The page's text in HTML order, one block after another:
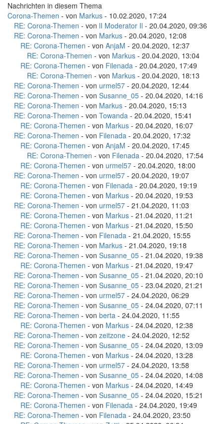
Nachrichten in diesem Thema
Corona-Themen - von Markus - 10.02.2020, 17:24
RE: Corona-Themen - von lI Moderator Il - 20.04.2020, 09:36
RE: Corona-Themen - von Markus - 20.04.2020, 12:08
RE: Corona-Themen - von AnjaM - 20.04.2020, 12:37
RE: Corona-Themen - von Markus - 20.04.2020, 13:04
RE: Corona-Themen - von Filenada - 20.04.2020, 17:49
RE: Corona-Themen - von Markus - 20.04.2020, 18:13
RE: Corona-Themen - von urmel57 - 20.04.2020, 12:44
RE: Corona-Themen - von Susanne_05 - 20.04.2020, 14:16
RE: Corona-Themen - von Markus - 20.04.2020, 15:13
RE: Corona-Themen - von Towanda - 20.04.2020, 15:41
RE: Corona-Themen - von Markus - 20.04.2020, 16:07
RE: Corona-Themen - von Filenada - 20.04.2020, 17:32
RE: Corona-Themen - von AnjaM - 20.04.2020, 17:45
RE: Corona-Themen - von Filenada - 20.04.2020, 17:54
RE: Corona-Themen - von urmel57 - 20.04.2020, 18:00
RE: Corona-Themen - von urmel57 - 20.04.2020, 19:07
RE: Corona-Themen - von Filenada - 20.04.2020, 19:19
RE: Corona-Themen - von Markus - 20.04.2020, 19:53
RE: Corona-Themen - von urmel57 - 21.04.2020, 11:03
RE: Corona-Themen - von Markus - 21.04.2020, 11:21
RE: Corona-Themen - von Markus - 21.04.2020, 15:50
RE: Corona-Themen - von Filenada - 21.04.2020, 15:55
RE: Corona-Themen - von Markus - 21.04.2020, 19:18
RE: Corona-Themen - von Susanne_05 - 21.04.2020, 19:38
RE: Corona-Themen - von Markus - 21.04.2020, 19:47
RE: Corona-Themen - von Susanne_05 - 21.04.2020, 20:10
RE: Corona-Themen - von Susanne_05 - 23.04.2020, 21:21
RE: Corona-Themen - von urmel57 - 24.04.2020, 06:29
RE: Corona-Themen - von Susanne_05 - 24.04.2020, 07:11
RE: Corona-Themen - von berta - 24.04.2020, 11:55
RE: Corona-Themen - von Markus - 24.04.2020, 12:38
RE: Corona-Themen - von zeitzone - 24.04.2020, 12:52
RE: Corona-Themen - von Susanne_05 - 24.04.2020, 13:09
RE: Corona-Themen - von Markus - 24.04.2020, 13:28
RE: Corona-Themen - von urmel57 - 24.04.2020, 13:58
RE: Corona-Themen - von Susanne_05 - 24.04.2020, 14:08
RE: Corona-Themen - von Markus - 24.04.2020, 14:49
RE: Corona-Themen - von Susanne_05 - 24.04.2020, 15:21
RE: Corona-Themen - von Filenada - 24.04.2020, 19:49
RE: Corona-Themen - von Filenada - 24.04.2020, 23:50